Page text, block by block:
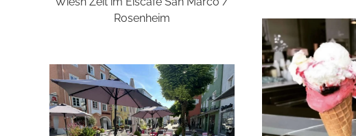
Rosenheim